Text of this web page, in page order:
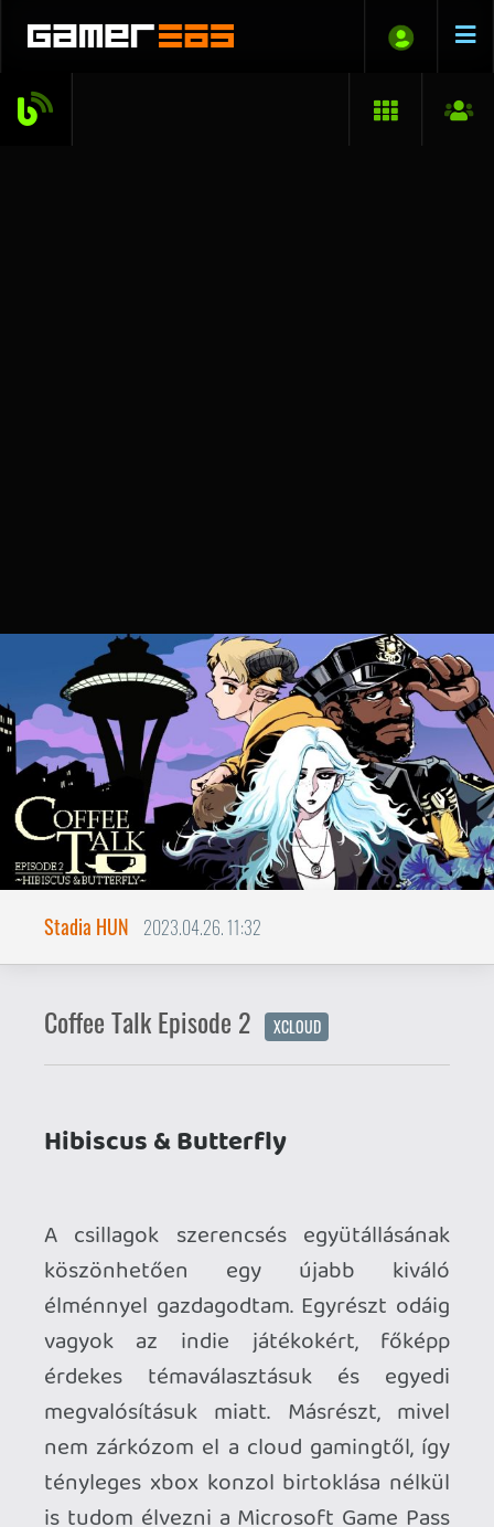
Stadia HUN 2023.04.26. 11:32
Coffee Talk Episode 2 XCLOUD
Hibiscus & Butterfly
A csillagok szerencsés együtállásának
köszönhetően egy újabb kiváló
vagyok az indie játékokért, főképp
érdekes témaválasztásuk és egyedi
megvalósításuk miatt. Másrészt, mivel
tényleges xbox konzol birtoklása nélkül
is tudom élvezni a Microsoft Game Pass
hoz. Az első rész, bár 2020 óta elérhető,
valahogy eddig kimaradt, most viszont a
második epizód érkezésével (ami rögtön
GP-ban debütált) eljött az idő a pótlásra.
A játék korunk Seattle-jének egy kicsit
megtekert fantasy-verziójában játszódik,
fajok (orkok, elfek) népesítenek be. A
játékos egy kávézó tulajdonosa, aki
elbeszélget a betérő vendégekkel. A
visual novel játékmenet leginkább a